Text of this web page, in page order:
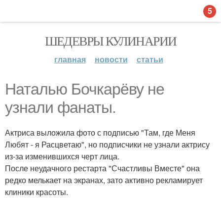
ШЕДЕВРЫ КУЛИНАРИИ
главная новости статьи
Наталью Бочкарёву не
узнали фанаты.
Актриса выложила фото с подписью "Там, где Меня
Любят - я Расцветаю", но подписчики не узнали актрису
из-за изменившихся черт лица.
После неудачного рестарта "Счастливы Вместе" она
редко мелькает на экранах, зато активно рекламирует
клиники красоты.
5